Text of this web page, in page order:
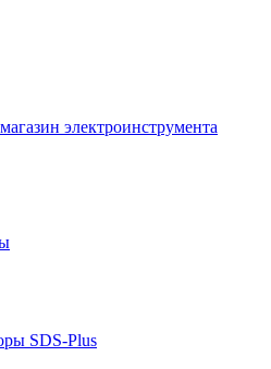
электроинструмента
SDS-Plus